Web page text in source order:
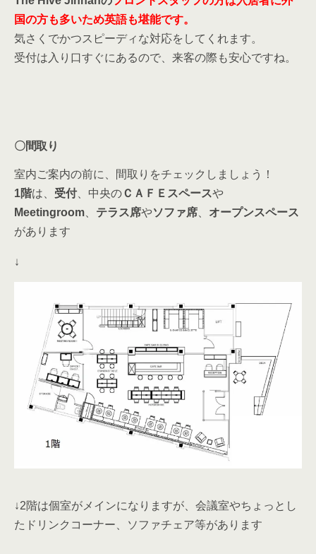
国の方も多いため英語も堪能です。
気さくでかつスピーディな対応をしてくれます。
受付は入り口すぐにあるので、来客の際も安心ですね。
〇間取り
室内ご案内の前に、間取りをチェックしましょう！
1階は、 受付、中央のＣＡＦＥスペースや
Meetingroom
テラス席やソファ席
オープンスペース
があります
↓
↓2階は個室がメインになりますが、会議室やちょっとし
たドリンクコーナー、ソファチェア等があります